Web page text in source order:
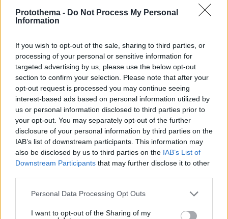
Protothema - Do Not Process My Personal
Information
If you wish to opt-out of the sale, sharing to third parties, or
processing of your personal or sensitive information for
targeted advertising by us, please use the below opt-out
section to confirm your selection. Please note that after your
opt-out request is processed you may continue seeing
interest-based ads based on personal information utilized by
us or personal information disclosed to third parties prior to
your opt-out. You may separately opt-out of the further
disclosure of your personal information by third parties on the
IAB’s list of downstream participants. This information may
also be disclosed by us to third parties on the IAB’s List of
Downstream Participants that may further disclose it to other
Please note that this website/app uses one or more Google
not limited to your visit or usage behaviour. You may click to
Personal Data Processing Opt Outs
I want to opt-out of the Sharing of my
Games
Cut The Rope Northern Heights Candy
ΔΕΙΤΕ ΟΛΑ ΤΑ GAMES
Best of Network